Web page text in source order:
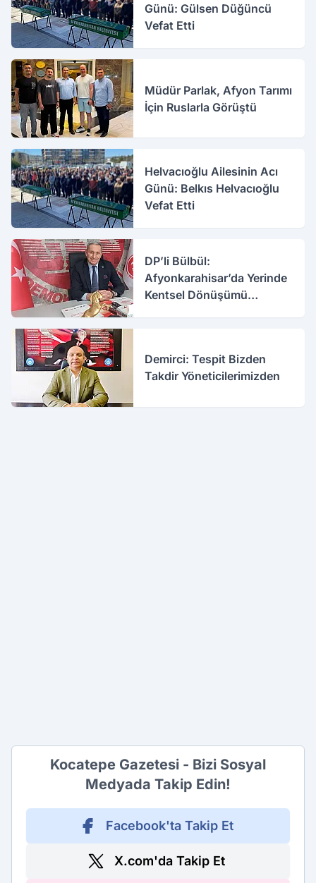
Günü: Gülsen Düğüncü
Vefat Etti
Müdür Parlak, Afyon Tarımı
İçin Ruslarla Görüştü
Helvacıoğlu Ailesinin Acı
Günü: Belkıs Helvacıoğlu
Vefat Etti
DP’li Bülbül:
Afyonkarahisar’da Yerinde
Kentsel Dönüşümü
Demirci: Tespit Bizden
Takdir Yöneticilerimizden
Kocatepe Gazetesi - Bizi Sosyal
Medyada Takip Edin!
Facebook'ta Takip Et
X.com'da Takip Et